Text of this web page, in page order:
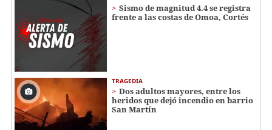
Sismo de magnitud 4.4 se registra
frente a las costas de Omoa, Cortés
TRAGEDIA
Dos adultos mayores, entre los
heridos que dejó incendio en barrio
San Martín